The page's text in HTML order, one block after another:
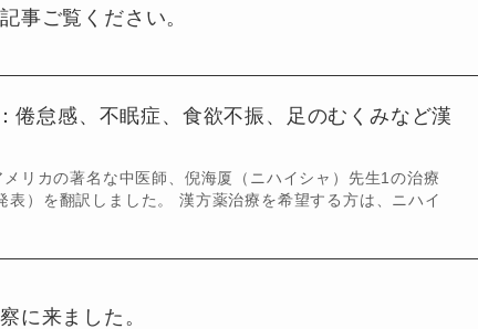
事ご覧ください。
倦怠感、不眠症、食欲不振、足のむくみなど漢
リカの著名な中医師、倪海厦（ニハイシャ）先生1の治療
）を翻訳しました。 漢方薬治療を希望する方は、ニハイ
に来ました。